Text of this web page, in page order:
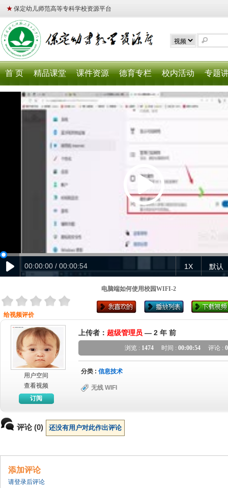
★ 保定幼儿师范高等专科学校资源平台
首 页 精品课堂 课件资源 德育专栏 校内活动 专题
1X 默认
00:00:00 / 00:00:54
电脑端如何使用校园WIFI-2
给视频评价
用户空间
查看视频
订阅
上传者： 超级管理员 — 2 年 前
浏览 : 1474 时间 : 00:00:54 评论 : 0
分类 : 信息技术
无线 WIFI
评论 (0) 还没有用户对此作出评论
添加评论
请登录后评论